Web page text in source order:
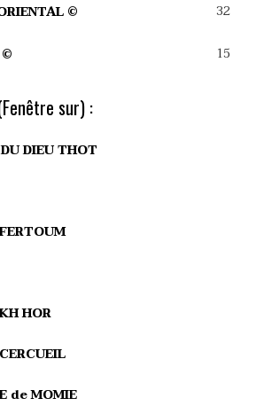
© 32
© 15
sur) :
DIEU THOT
HOR
de MOMIE